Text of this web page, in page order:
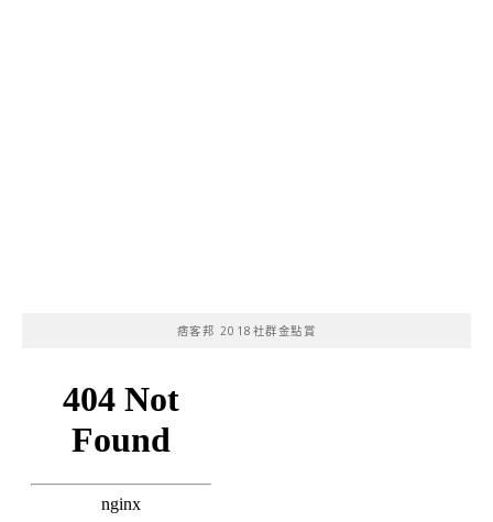
痞客邦 2018社群金點賞